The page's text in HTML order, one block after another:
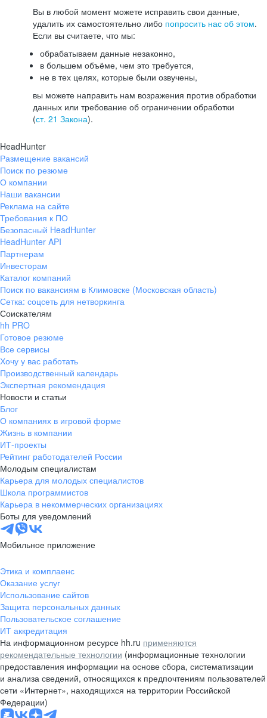
Вы в любой момент можете исправить свои данные,
удалить их самостоятельно либо попросить нас об этом.
Если вы считаете, что мы:
обрабатываем данные незаконно,
в большем объёме, чем это требуется,
не в тех целях, которые были озвучены,
вы можете направить нам возражения против обработки
данных или требование об ограничении обработки
(ст. 21 Закона).
HeadHunter
Размещение вакансий
Поиск по резюме
О компании
Наши вакансии
Реклама на сайте
Требования к ПО
Безопасный HeadHunter
HeadHunter API
Партнерам
Инвесторам
Каталог компаний
Поиск по вакансиям в Климовске (Московская область)
Сетка: соцсеть для нетворкинга
Соискателям
hh PRO
Готовое резюме
Все сервисы
Хочу у вас работать
Производственный календарь
Экспертная рекомендация
Новости и статьи
Блог
О компаниях в игровой форме
Жизнь в компании
ИТ-проекты
Рейтинг работодателей России
Молодым специалистам
Карьера для молодых специалистов
Школа программистов
Карьера в некоммерческих организациях
Боты для уведомлений
Мобильное приложение
Этика и комплаенс
Оказание услуг
Использование сайтов
Защита персональных данных
Пользовательское соглашение
ИТ аккредитация
На информационном ресурсе hh.ru применяются
рекомендательные технологии (информационные технологии
предоставления информации на основе сбора, систематизации
и анализа сведений, относящихся к предпочтениям пользователей
сети «Интернет», находящихся на территории Российской
Федерации)